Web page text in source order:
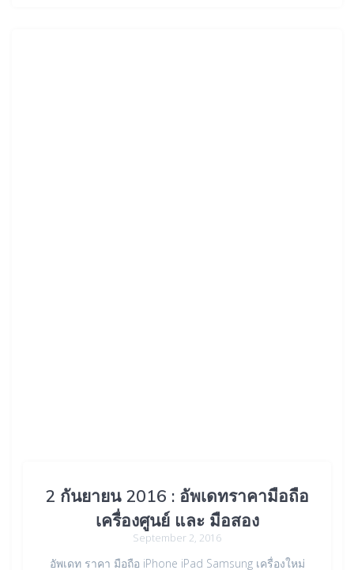
2 กันยายน 2016 : อัพเดทราคามือถือ
เครื่องศูนย์ และ มือสอง
September 2, 2016
อัพเดท ราคา มือถือ iPhone iPad Samsung เครื่องใหม่